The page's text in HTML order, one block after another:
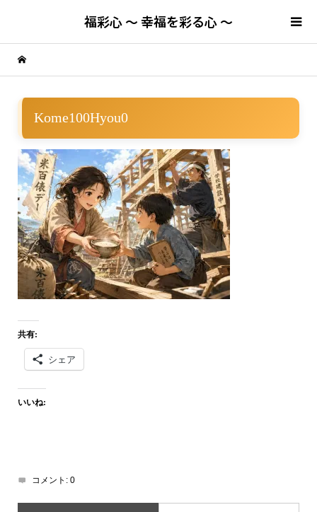
福彩心 ～ 幸福を彩る心 ～
Kome100Hyou0
共有:
シェア
いいね:
コメント: 0